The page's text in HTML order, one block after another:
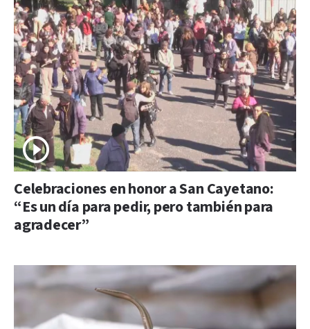
Celebraciones en honor a San Cayetano:
“Es un día para pedir, pero también para
agradecer”